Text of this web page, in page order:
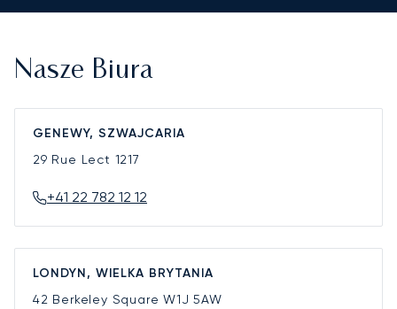
Nasze Biura
GENEWY, SZWAJCARIA
29 Rue Lect 1217
+41 22 782 12 12
LONDYN, WIELKA BRYTANIA
42 Berkeley SquareW1J 5AW